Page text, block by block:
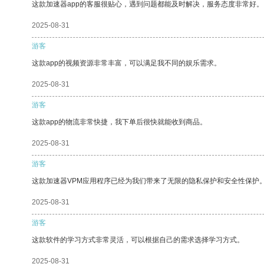
这款加速器app的客服很贴心，遇到问题都能及时解决，服务态度非常好。
2025-08-31
游客
这款app的视频资源非常丰富，可以满足我不同的娱乐需求。
2025-08-31
游客
这款app的物流非常快捷，我下单后很快就能收到商品。
2025-08-31
游客
这款加速器VPM应用程序已经为我们带来了无限的隐私保护和安全性保护
2025-08-31
游客
这款软件的学习方式非常灵活，可以根据自己的需求选择学习方式。
2025-08-31